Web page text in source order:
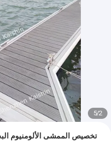
2
/
5
تخصيص الممشى الألومنيوم